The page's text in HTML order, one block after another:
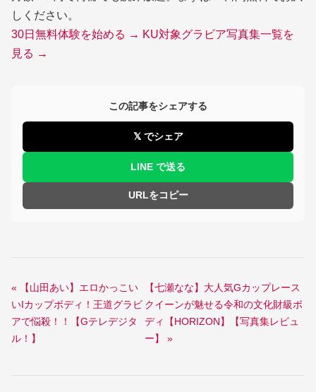
しください。
30日無料体験を始める → KU対象グラビア写真集一覧を
見る →
この記事をシェアする
𝕏 でシェア
LINE で送る
URLをコピー
« 【山田あい】エロかっこい
いIカップボディ！王道グラビ
アで悩殺！！【Gテレデジタ
ル！】
【七瀬なな】大人気Gカップレース
クイーンが魅せる令和の文化財級ボ
ディ【HORIZON】【写真集レビュ
ー】 »